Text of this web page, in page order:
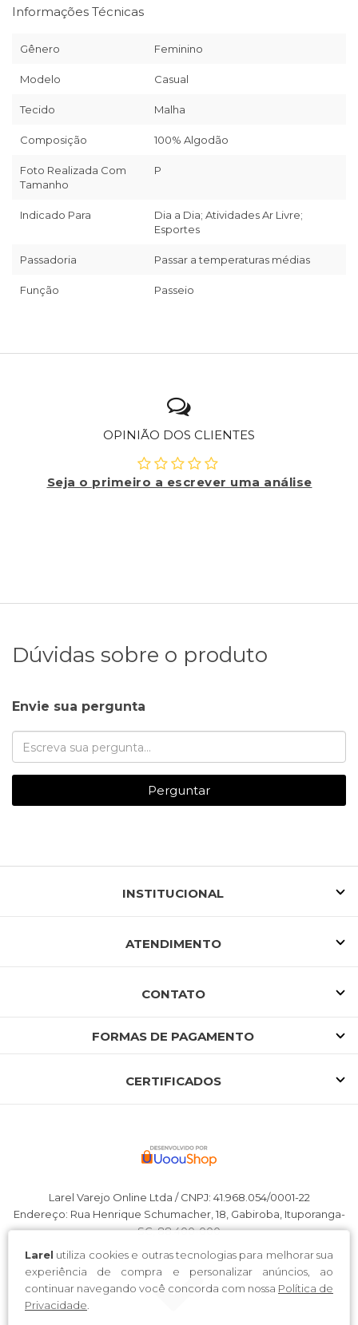
Larel utiliza cookies e outras tecnologias para melhorar sua
experiência de compra e personalizar anúncios, ao
continuar navegando você concorda com nossa Política de
Privacidade
Informações Técnicas
Gênero Feminino
Modelo Casual
Tecido Malha
Composição 100% Algodão
Foto Realizada Com
Tamanho
P
Indicado Para
Dia a Dia; Atividades Ar Livre;
Esportes
Passadoria Passar a temperaturas médias
Função Passeio
OPINIÃO DOS CLIENTES
Seja o primeiro a escrever uma análise
Dúvidas sobre o produto
Envie sua pergunta
Perguntar
INSTITUCIONAL
ATENDIMENTO
CONTATO
FORMAS DE PAGAMENTO
CERTIFICADOS
Larel Varejo Online Ltda / CNPJ: 41.968.054/0001-22
Endereço: Rua Henrique Schumacher, 18, Gabiroba, Ituporanga-
SC, 88.400-000